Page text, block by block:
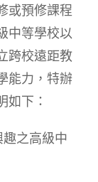
或預修課程
中等學校以
跨校遠距教
能力，特辦
如下：
之高級中